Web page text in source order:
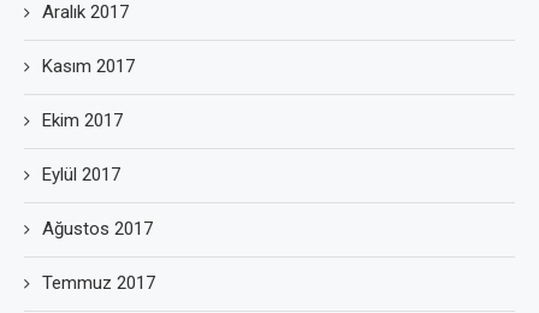
Aralık 2017
Kasım 2017
Ekim 2017
Eylül 2017
Ağustos 2017
Temmuz 2017